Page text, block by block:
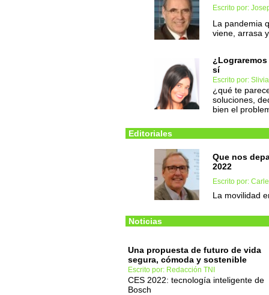
Escrito por:
La pandemia
viene, arrasa
sí
Escrito por:
¿qué te
soluciones,
bien el
Editoriales
Que nos
2022
Escrito por:
La movilidad
Noticias
Una propuesta de futuro de vida
segura, cómoda y sostenible
Escrito por: Redacción TNI
CES 2022: tecnología inteligente de
Bosch